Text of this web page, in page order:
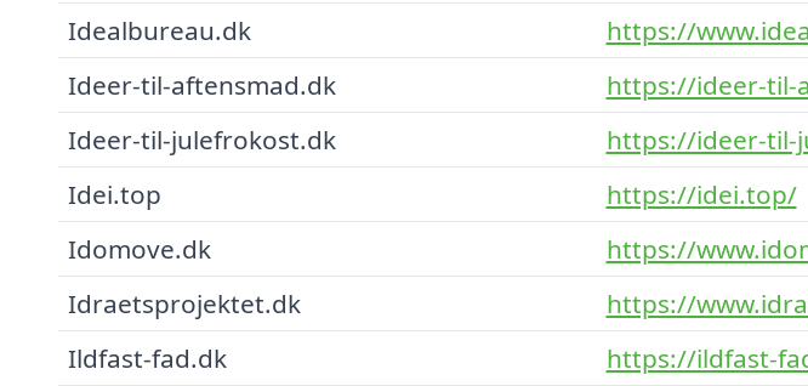
Idealbureau.dk
https://
Ideer-til-aftensmad.dk
https://ideer-til-
Ideer-til-julefrokost.dk
https://ideer-til-
Idei.top
https://idei.top/
Idomove.dk
https://
Idraetsprojektet.dk
https://
Ildfast-fad.dk
https://ildfast-